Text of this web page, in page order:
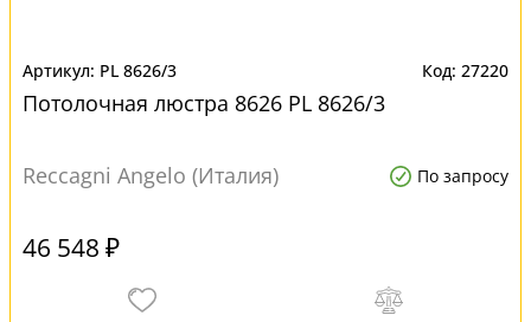
PL 8626/3 27220
Потолочная люстра 8626 PL 8626/3
Reccagni Angelo (Италия) По запросу
46 548 ₽